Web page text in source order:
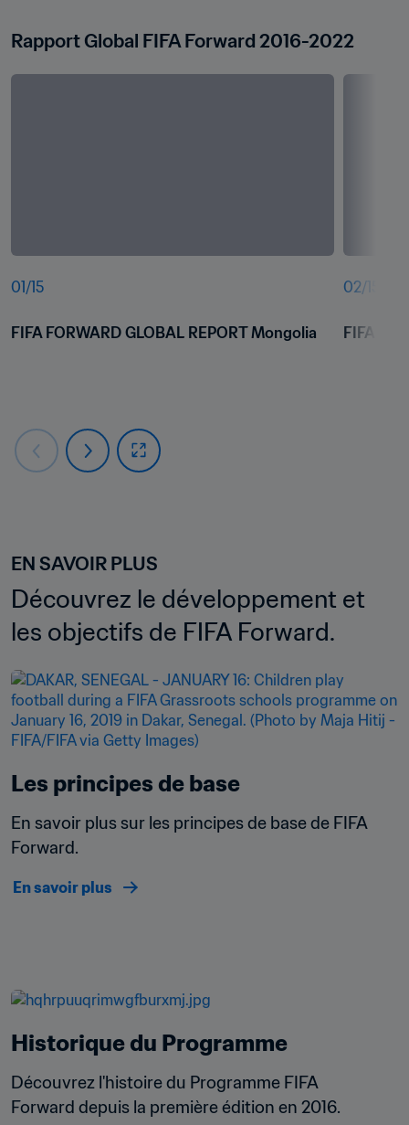
Rapport Global FIFA Forward 2016-2022
01 /15
FIFA FORWARD GLOBAL REPORT Mongolia
02/15
FIFA
EN SAVOIR PLUS
Découvrez le développement et
les objectifs de FIFA Forward.
Les principes de base
En savoir plus sur les principes de base de FIFA
Forward.
En savoir plus
Historique du Programme
Découvrez l'histoire du Programme FIFA
Forward depuis la première édition en 2016.